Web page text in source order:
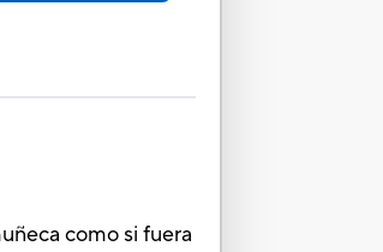
como si fuera